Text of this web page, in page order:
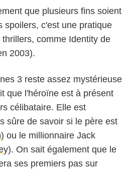
que plusieurs fins soient
spoilers, c'est une pratique
comme Identity de
2003).
3 reste assez mystérieuse
que l'héroïne est à présent
célibataire. Elle est
sûre de savoir si le père est
) ou le millionnaire Jack
). On sait également que le
ses premiers pas sur